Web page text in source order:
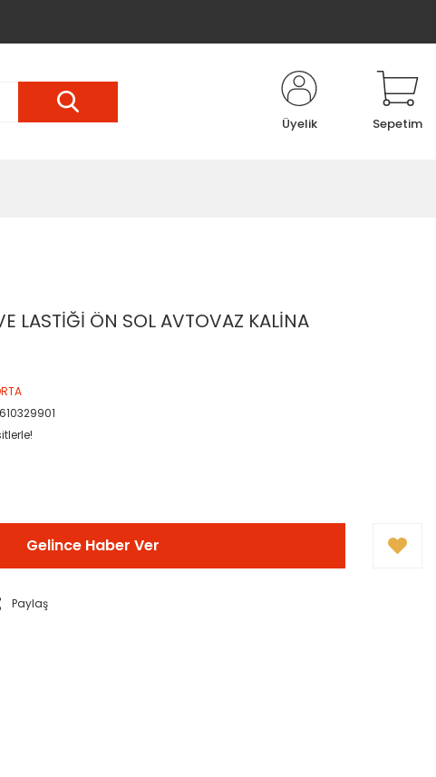
Üyelik Sepetim
LASTİĞİ ÖN SOL AVTOVAZ KALİNA
Gelince Haber Ver
Paylaş